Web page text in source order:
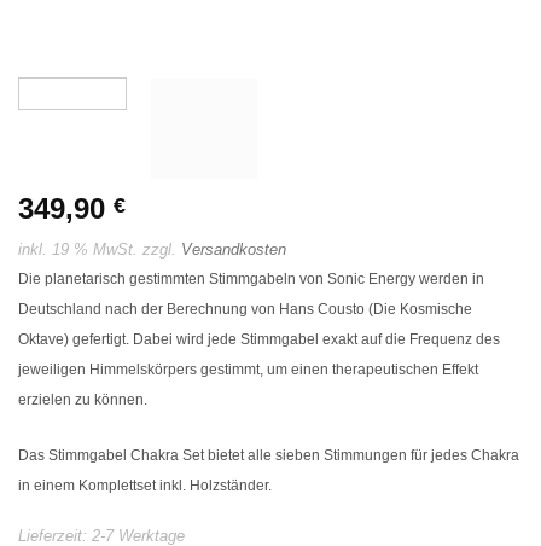
349,90 €
inkl. 19 % MwSt. zzgl. Versandkosten
Die planetarisch gestimmten Stimmgabeln von Sonic Energy werden in
Deutschland nach der Berechnung von Hans Cousto (Die Kosmische
Oktave) gefertigt. Dabei wird jede Stimmgabel exakt auf die Frequenz des
jeweiligen Himmelskörpers gestimmt, um einen therapeutischen Effekt
erzielen zu können.
Das Stimmgabel Chakra Set bietet alle sieben Stimmungen für jedes Chakra
in einem Komplettset inkl. Holzständer.
Lieferzeit: 2-7 Werktage